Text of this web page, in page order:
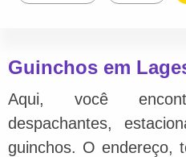
Guinchos em
Aqui, você
despachantes,
guinchos. O endereço,